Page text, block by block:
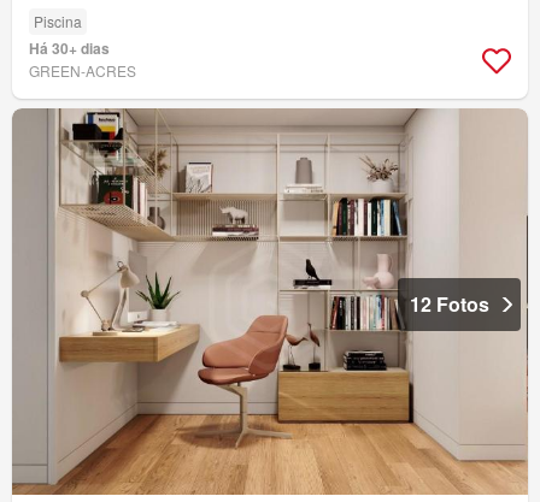
Piscina
Há 30+ dias
GREEN-ACRES
12 Fotos